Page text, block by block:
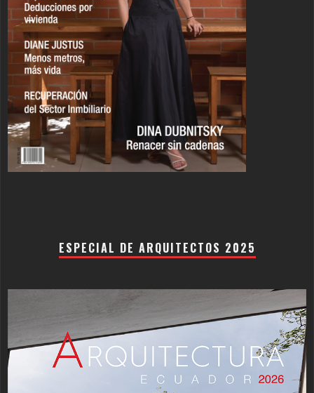
ESPECIAL DE ARQUITECTOS 2025